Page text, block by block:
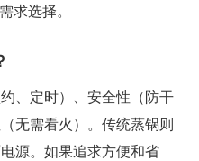
求选择。
、定时）、安全性（防干
无需看火）。传统蒸锅则
源。如果追求方便和省